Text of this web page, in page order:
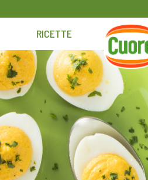
RICETTE HOME